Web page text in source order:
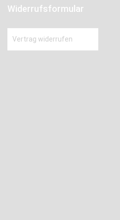
Widerrufsformular
Vertrag widerrufen